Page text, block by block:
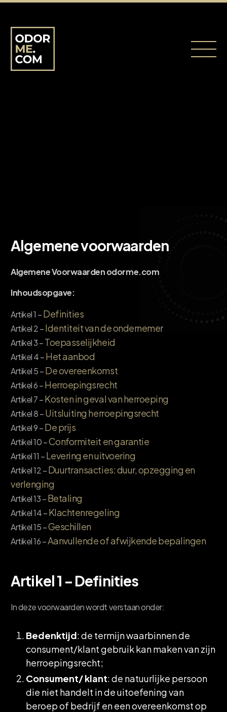
Algemene voorwaarden
Algemene Voorwaarden odorme.com
Inhoudsopgave:
Artikel 1 –Definities
Artikel 2 –Identiteit van de ondernemer
Artikel 3 –Toepasselijkheid
Artikel 4 –Het aanbod
Artikel 5 –De overeenkomst
Artikel 6 –Herroepingsrecht
Artikel 7 –Kosten in geval van herroeping
Artikel 8 –Uitsluiting herroepingsrecht
Artikel 9 –De prijs
Artikel 10 –Conformiteit en garantie
Artikel 11 –Levering en uitvoering
Artikel 12 –Duurtransacties: duur, opzegging en
verlenging
Artikel 13 –Betaling
Artikel 14 –Klachtenregeling
Artikel 15 –Geschillen
Artikel 16 –Aanvullende of afwijkende bepalingen
Artikel 1 – Definities
In deze voorwaarden wordt verstaan onder:
Bedenktijd: de termijn waarbinnen de
consument/klant gebruik kan maken van zijn
herroepingsrecht;
Consument/ klant: de natuurlijke persoon
die niet handelt in de uitoefening van
beroep of bedrijf en een overeenkomst op